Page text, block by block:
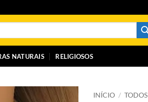
NATURAIS RELIGIOSOS
INÍCIO / TODOS